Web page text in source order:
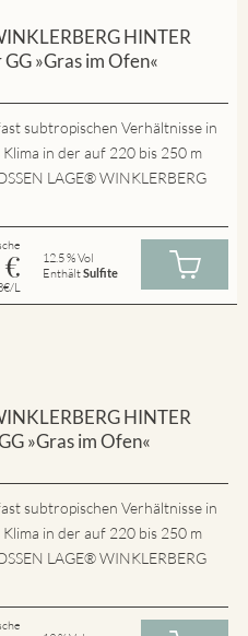
HINTER
»Gras im Ofen«
subtropischen Verhältnisse in
in der auf 220 bis 250 m
LAGE® WINKLERBERG
€
L
12.5 % Vol
EnthältSulfite
HINTER
»Gras im Ofen«
subtropischen Verhältnisse in
in der auf 220 bis 250 m
LAGE® WINKLERBERG